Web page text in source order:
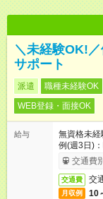
＼未経験OK!
サポート
派遣 職種未経験OK
WEB登録・面接OK
給与
無資格未
例(週3日)
払い・週
交通費
交通費 交
月収例 10